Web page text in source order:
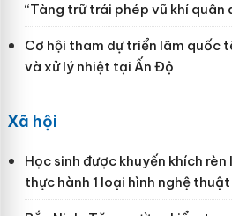
“Tàng trữ trái phép vũ khí quân
Cơ hội tham dự triển lãm quốc
và xử lý nhiệt tại Ấn Độ
Xã hội
Học sinh được khuyến khích
thực hành 1 loại hình nghệ thuật